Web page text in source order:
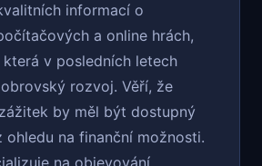
informací o
a online hrách,
v posledních letech
rozvoj. Věří, že
by měl být dostupný
ohledu na finanční možnosti.